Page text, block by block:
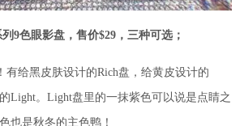
9色眼影盘，售价$29，三种可选；
有给黑皮肤设计的Rich盘，给黄皮设计的
Light。Light盘里的一抹紫色可以说是点睛之
也是秋冬的主色鸭！